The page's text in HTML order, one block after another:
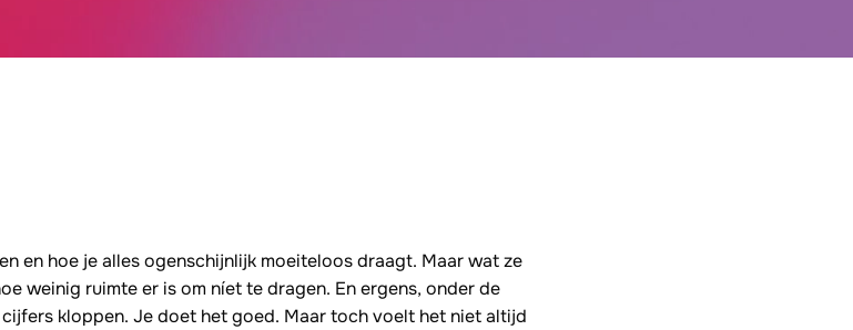
en hoe je alles ogenschijnlijk moeiteloos draagt. Maar wat ze
weinig ruimte er is om níet te dragen. En ergens, onder de
kloppen. Je doet het goed. Maar toch voelt het niet altijd